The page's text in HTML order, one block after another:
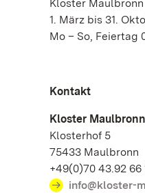
Kloster Maulbronn
1. März bis 31.
Mo – So, Feiertag
Kontakt
Kloster Maulbronn
Klosterhof 5
75433 Maulbronn
+49(0)70 43.92 66
info@kloster-